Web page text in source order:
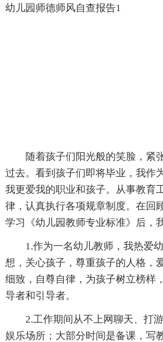
幼儿园师德师风自查报告1
随着孩子们阳光般的笑脸，紧
过去。看到孩子们即将毕业，我作
我更爱我的职业和孩子。从事教育
律，认真执行各项规章制度。在回
学习《幼儿园教师专业标准》后，
1.作为一名幼儿教师，我热爱
想，关心孩子，尊重孩子的人格，
细致，自尊自律，为孩子树立榜样
导者和引导者。
2.工作期间从不上网聊天、打
娱乐场所；大部分时间是备课，写